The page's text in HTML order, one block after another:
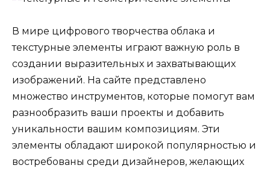
В мире цифрового творчества облака и
текстурные элементы играют важную роль в
создании выразительных и захватывающих
изображений. На сайте представлено
множество инструментов, которые помогут вам
разнообразить ваши проекты и добавить
уникальности вашим композициям. Эти
элементы обладают широкой популярностью и
востребованы среди дизайнеров, желающих